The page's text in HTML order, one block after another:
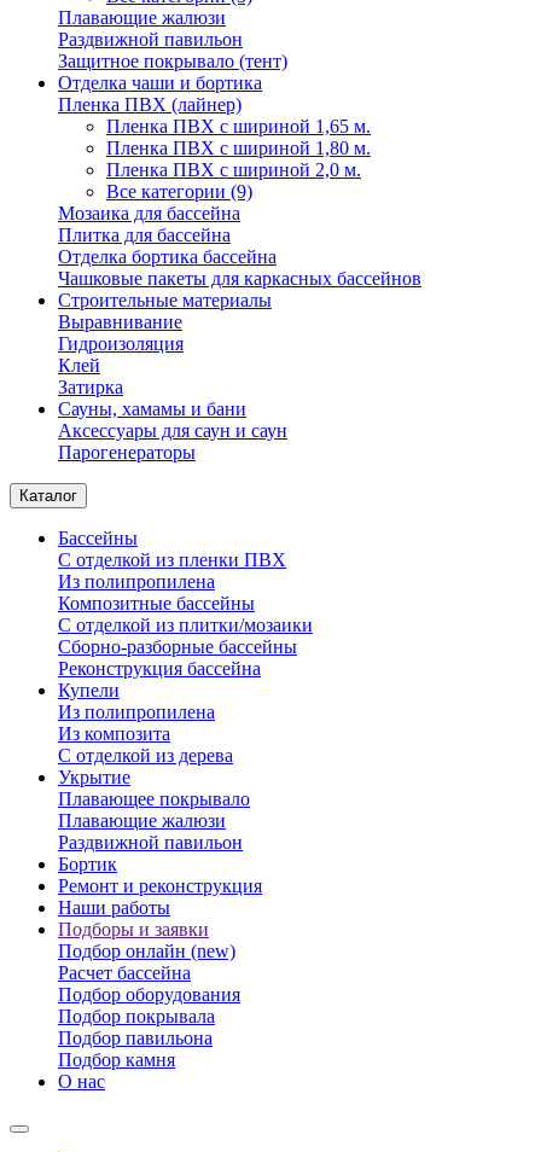
Плавающие жалюзи
Раздвижной павильон
Защитное покрывало (тент)
Отделка чаши и бортика
Пленка ПВХ (лайнер)
Пленка ПВХ с шириной 1,65 м.
Пленка ПВХ с шириной 1,80 м.
Пленка ПВХ с шириной 2,0 м.
Все категории (9)
Мозаика для бассейна
Плитка для бассейна
Отделка бортика бассейна
Чашковые пакеты для каркасных бассейнов
Строительные материалы
Выравнивание
Гидроизоляция
Клей
Затирка
Сауны, хамамы и бани
Аксессуары для саун и саун
Парогенераторы
Каталог
Бассейны
С отделкой из пленки ПВХ
Из полипропилена
Композитные бассейны
С отделкой из плитки/мозаики
Сборно-разборные бассейны
Реконструкция бассейна
Купели
Из полипропилена
Из композита
С отделкой из дерева
Укрытие
Плавающее покрывало
Плавающие жалюзи
Раздвижной павильон
Бортик
Ремонт и реконструкция
Наши работы
Подборы и заявки
Подбор онлайн (new)
Расчет бассейна
Подбор оборудования
Подбор покрывала
Подбор павильона
Подбор камня
О нас